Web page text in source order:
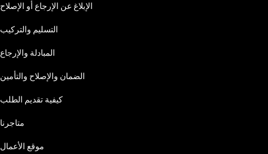
الإبلاغ عن الإرجاع أو الإصلاح
التسليم والتركيب
المبادلة والإرجاع
الضمان والإصلاح والتأمين
كيفية تقديم الطلب
متاجرنا
موقع الأعمال